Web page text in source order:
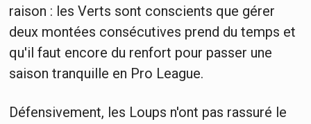
raison : les Verts sont conscients que gérer
deux montées consécutives prend du temps et
qu'il faut encore du renfort pour passer une
saison tranquille en Pro League.
Défensivement, les Loups n'ont pas rassuré le